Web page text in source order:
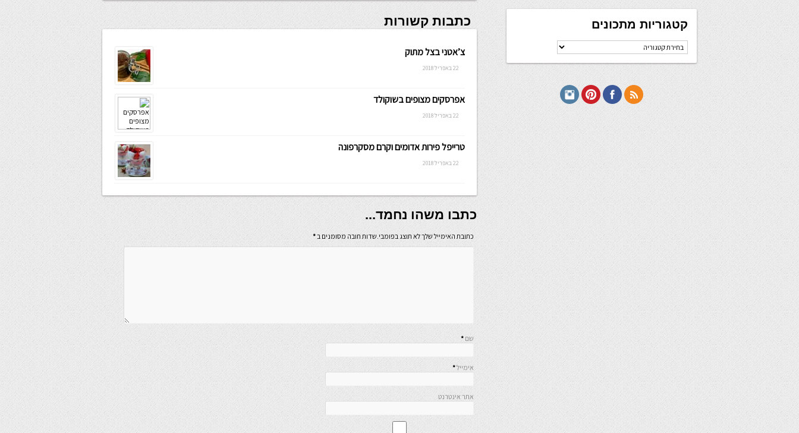
כתבות קשורות
צ’אטני בצל מתוק
22 באפריל 2018
אפרסקים מצופים בשוקולד
22 באפריל 2018
טרייפל פירות אדומים וקרם מסקרפונה
22 באפריל 2018
כתבו משהו נחמד...
כתובת האימייל שלך לא תוצג בפומבי.שדות חובה מסומנים ב*
שם *
אימייל*
אתר אינטרנט
קטגוריות מתכונים
קטגוריות
מתכונים